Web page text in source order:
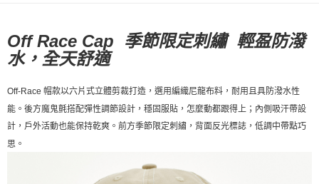
Off Race Cap 季節限定刺繡 輕盈防潑
水，全天舒適
Off-Race 帽款以六片式立體剪裁打造，選用編織尼龍布料，耐用且具防潑水性
能。後方魔鬼氈搭配彈性調節設計，穩固服貼，怎麼動都跟得上；內側吸汗帶設
計，戶外活動也能保持乾爽。前方季節限定刺繡，背面反光標誌，低調中帶點巧
思。